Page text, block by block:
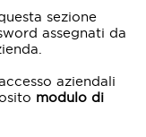
sezione
assegnati da
aziendali
modulo di